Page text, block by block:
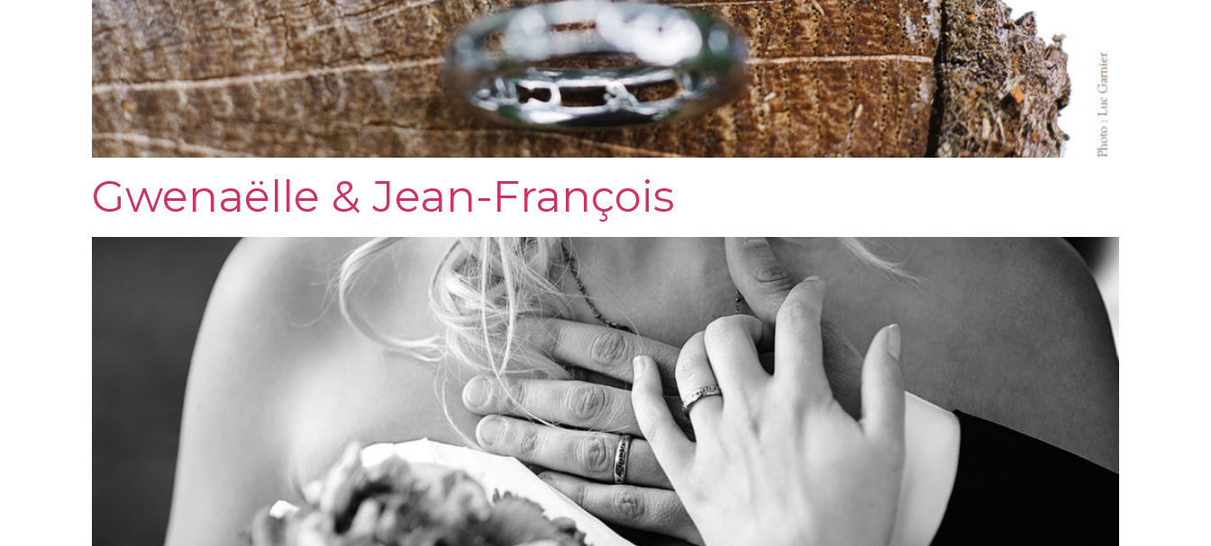
Gwenaëlle & Jean-François